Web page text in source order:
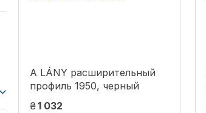
A LÁNY расширительный
профиль 1950, черный
₴1 032